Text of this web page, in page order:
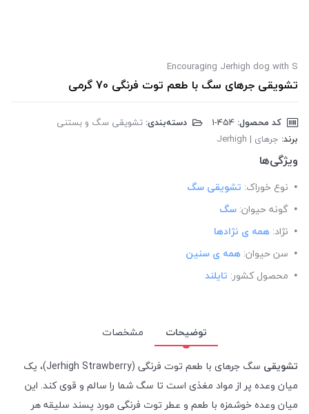
Encouraging Jerhigh dog with S
تشویقی جرهای سگ با طعم توت فرنگی 70 گرمی
کد محصول: دسته‌بندی: تشویقی سگ و بستنی
برند: جرهای | Jerhigh
ویژگی‌ها
نوع خوراک: تشویقی سگ
گونه حیوان: سگ
نژاد: همه ی نژادها
سن حیوان: همه ی سنین
محصول کشور: تایلند
توضیحات
مشخصات
تشویقی
سگ جرهای با طعم توت فرنگی (Jerhigh Strawberry)، یک
میان وعده پر از مواد مغذی است تا سگ شما را سالم و قوی کند. این
میان وعده خوشمزه با طعم و عطر توت فرنگی مورد پسند سلیقه هر